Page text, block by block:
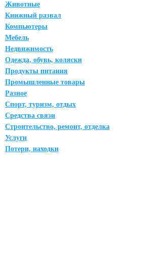
Животные
Книжный развал
Компьютеры
Мебель
Недвижимость
Одежда, обувь, коляски
Продукты питания
Промышленные товары
Разное
Спорт, туризм, отдых
Средства связи
Строительство, ремонт, отделка
Услуги
Потери, находки